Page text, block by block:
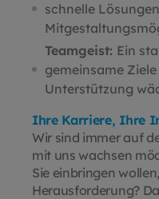
schnelle
Teamgeist: Ein
gemeinsame
Unterstützung
Ihre Karriere, Ihre
Wir sind immer auf
mit uns wachsen
Sie einbringen
Herausforderung?